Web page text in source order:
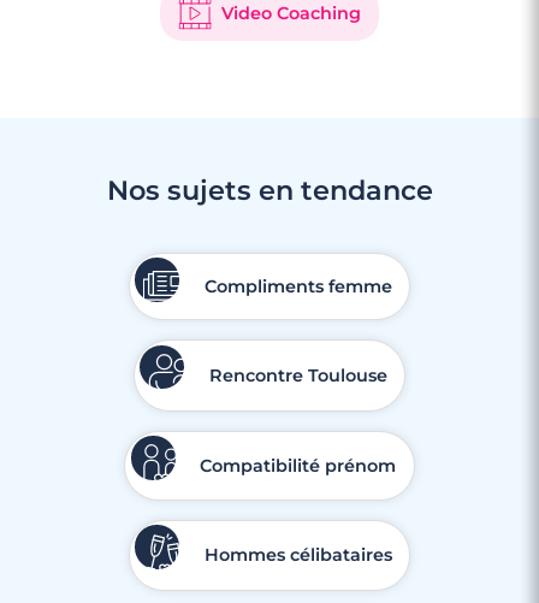
Rencontre à Nangis
Video Coaching
Nos sujets en tendance
Compliments femme
Rencontre Toulouse
Compatibilité prénom
Hommes célibataires